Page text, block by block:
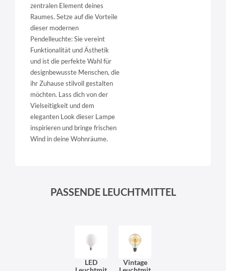
zentralen Element deines
Raumes. Setze auf die Vorteile
dieser modernen
Pendelleuchte: Sie vereint
Funktionalität und Ästhetik
und ist die perfekte Wahl für
designbewusste Menschen, die
ihr Zuhause stilvoll gestalten
möchten. Lass dich von der
Vielseitigkeit und dem
eleganten Look dieser Lampe
inspirieren und bringe frischen
Wind in deine Wohnräume.
PASSENDE LEUCHTMITTEL
LED
Vintage